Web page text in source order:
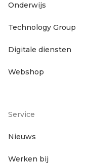
Onderwijs
Technology Group
Digitale diensten
Webshop
Service
Nieuws
Werken bij